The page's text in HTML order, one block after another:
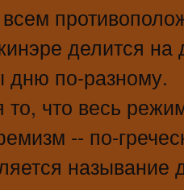
делится на
дню по-разному.
что весь
-- по-
называние